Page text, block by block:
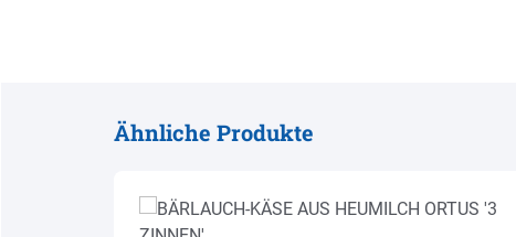
Ähnliche Produkte